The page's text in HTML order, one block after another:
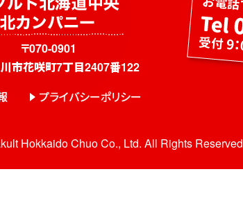
〒070-0901
市花咲町7丁目2407番122
プライバシーポリシー
Hokkaido Chuo Co., Ltd. All Rights Reserved